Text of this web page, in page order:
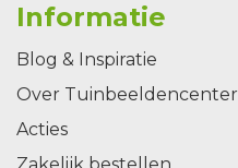
Informatie
Blog & Inspiratie
Over Tuinbeeldencenter
Acties